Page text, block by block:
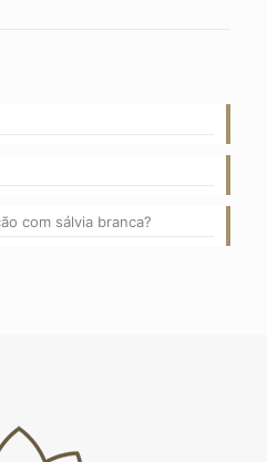
com sálvia branca?